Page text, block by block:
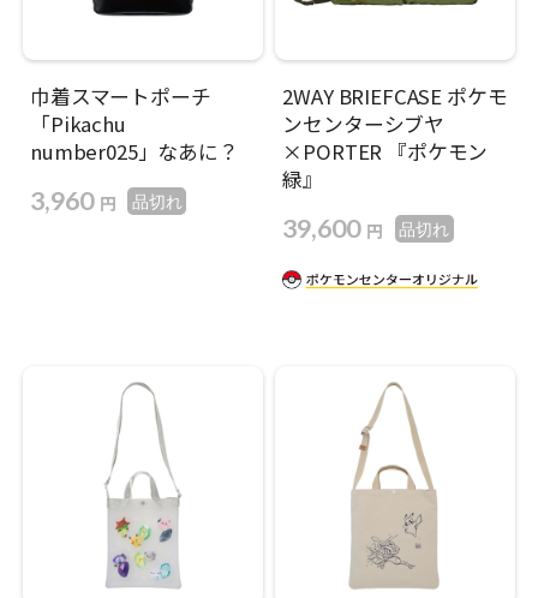
巾着スマートポーチ
「Pikachu
number025」なあに？
3,960 円 品切れ
2WAY BRIEFCASE ポケモ
ンセンターシブヤ
×PORTER 『ポケモン
緑』
39,600 円 品切れ